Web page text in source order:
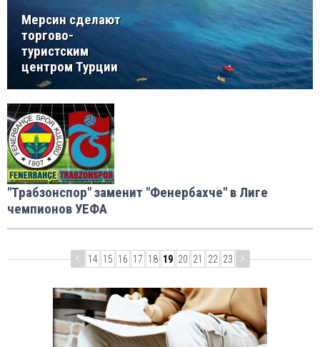
Мерсин сделают
торгово-
туристским
центром Турции
"Трабзонспор" заменит "Фенербахче" в Лиге
чемпионов УЕФА
14 15 16 17 18 19 20 21 22 23